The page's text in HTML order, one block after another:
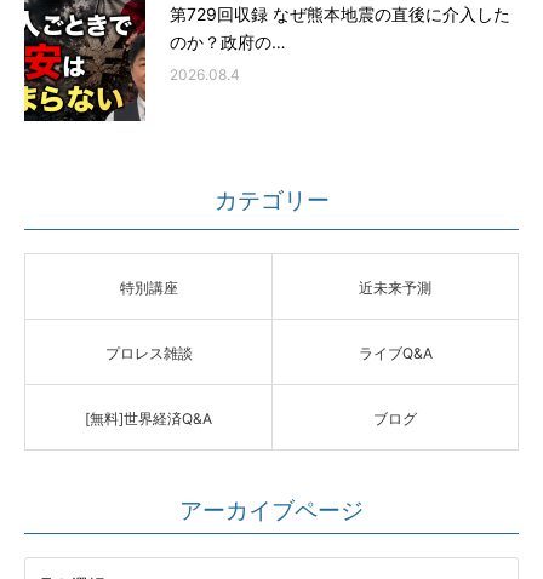
第729回収録 なぜ熊本地震の直後に介入した
のか？政府の…
2026.08.4
カテゴリー
特別講座 近未来予測
プロレス雑談 ライブQ&A
[無料]世界経済Q&A ブログ
アーカイブページ